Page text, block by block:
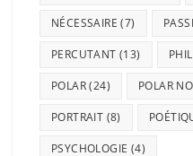
NÉCESSAIRE (7)
PERCUTANT (13)
POLAR(24) POLAR
PORTRAIT (8)
PSYCHOLOGIE (4)